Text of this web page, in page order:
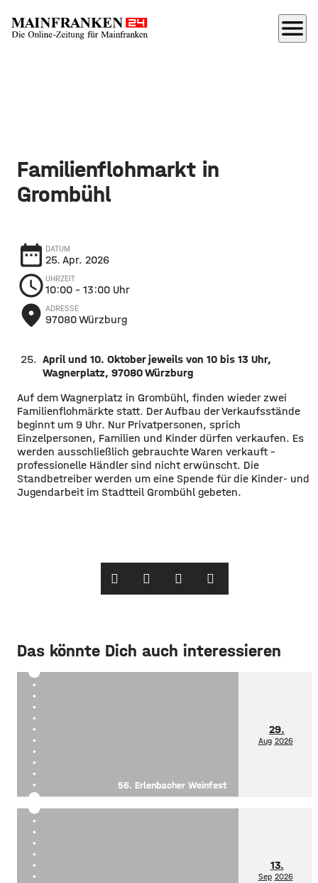
menu
Familienflohmarkt in
Grombühl
date_range DATUM
25. Apr. 2026
schedule UHRZEIT
10:00 – 13:00 Uhr
place ADRESSE
97080 Würzburg
April und 10. Oktober jeweils von 10 bis 13 Uhr,
Wagnerplatz, 97080 Würzburg
Auf dem Wagnerplatz in Grombühl, finden wieder zwei
Familienflohmärkte statt. Der Aufbau der Verkaufsstände
beginnt um 9 Uhr. Nur Privatpersonen, sprich
Einzelpersonen, Familien und Kinder dürfen verkaufen. Es
werden ausschließlich gebrauchte Waren verkauft –
professionelle Händler sind nicht erwünscht. Die
Standbetreiber werden um eine Spende für die Kinder- und
Jugendarbeit im Stadtteil Grombühl gebeten.
Das könnte Dich auch interessieren
56. Erlenbacher Weinfest
29.
Aug 2026
13.
Sep 2026